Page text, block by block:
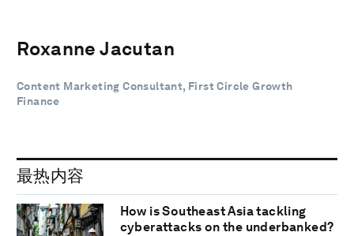
Roxanne Jacutan
Content Marketing Consultant, First Circle Growth
Finance
最热内容
How is Southeast Asia tackling
cyberattacks on the underbanked?